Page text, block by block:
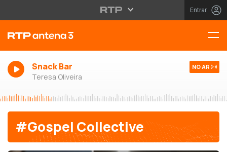
Entrar
Snack Bar
Teresa Oliveira
NO AR
#Gospel Collective